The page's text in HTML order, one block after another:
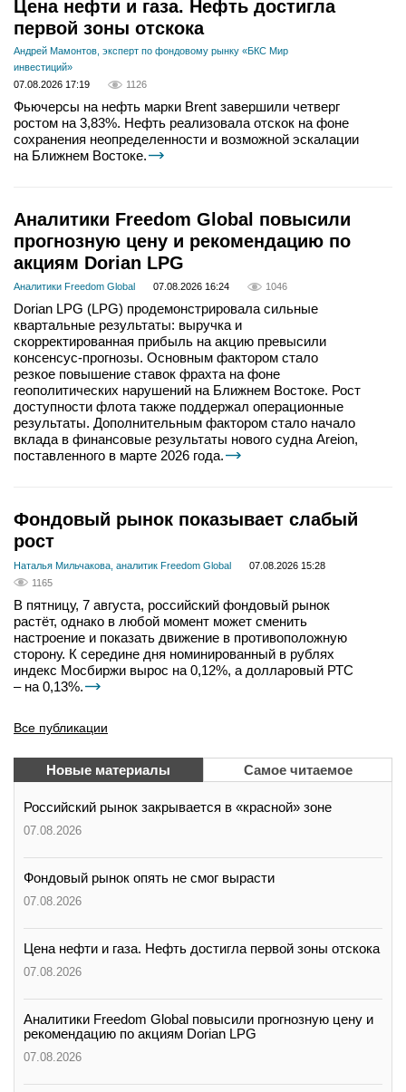
Цена нефти и газа. Нефть достигла
первой зоны отскока
Андрей Мамонтов, эксперт по фондовому рынку «БКС Мир
инвестиций»
07.08.2026 17:19
1126
Фьючерсы на нефть марки Brent завершили четверг
ростом на 3,83%. Нефть реализовала отскок на фоне
сохранения неопределенности и возможной эскалации
на Ближнем Востоке.
Аналитики Freedom Global повысили
прогнозную цену и рекомендацию по
акциям Dorian LPG
Аналитики Freedom Global 07.08.2026 16:24 1046
Dorian LPG (LPG) продемонстрировала сильные
квартальные результаты: выручка и
скорректированная прибыль на акцию превысили
консенсус-прогнозы. Основным фактором стало
резкое повышение ставок фрахта на фоне
геополитических нарушений на Ближнем Востоке. Рост
доступности флота также поддержал операционные
результаты. Дополнительным фактором стало начало
вклада в финансовые результаты нового судна Areion,
поставленного в марте 2026 года.
Фондовый рынок показывает слабый
рост
Наталья Мильчакова, аналитик Freedom Global
07.08.2026 15:28
1165
В пятницу, 7 августа, российский фондовый рынок
растёт, однако в любой момент может сменить
настроение и показать движение в противоположную
сторону. К середине дня номинированный в рублях
индекс Мосбиржи вырос на 0,12%, а долларовый РТС
– на 0,13%.
Все публикации
Новые материалы Самое читаемое
Российский рынок закрывается в «красной» зоне
07.08.2026
Фондовый рынок опять не смог вырасти
07.08.2026
Цена нефти и газа. Нефть достигла первой зоны отскока
07.08.2026
Аналитики Freedom Global повысили прогнозную цену и
рекомендацию по акциям Dorian LPG
07.08.2026